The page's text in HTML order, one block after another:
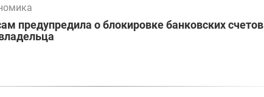
предупредила о блокировке банковских счетов